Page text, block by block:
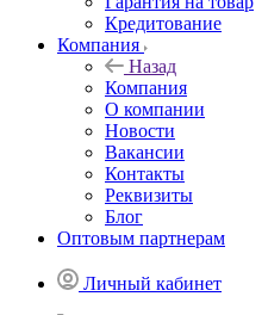
Кредитование
Компания
Назад
Компания
О компании
Новости
Вакансии
Контакты
Реквизиты
Блог
Оптовым партнерам
Личный кабинет